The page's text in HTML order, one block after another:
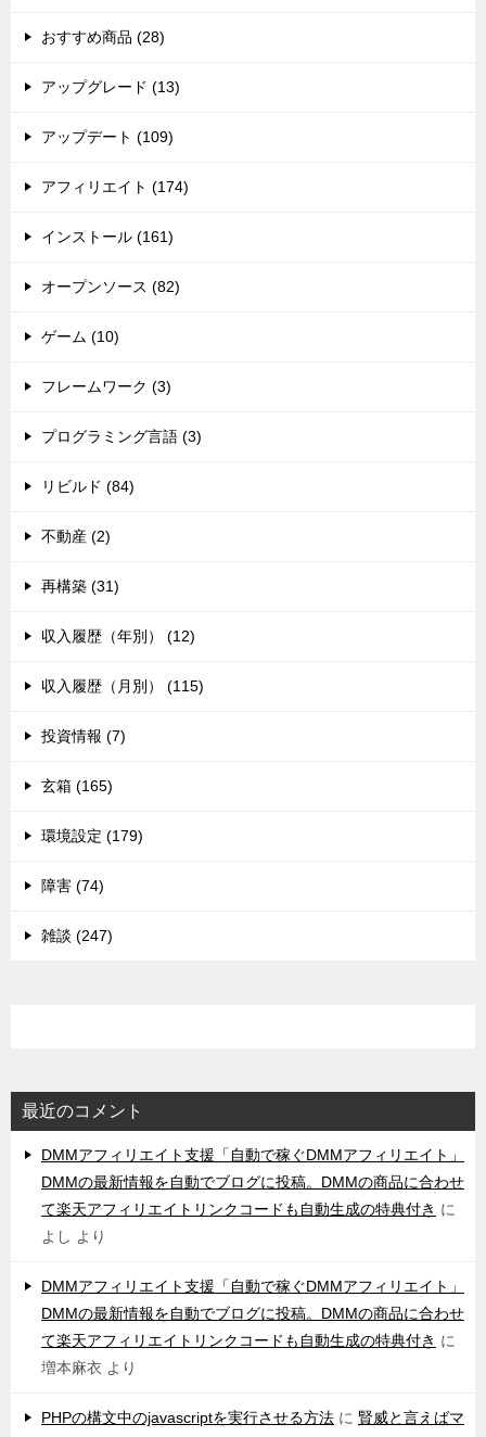
おすすめ商品 (28)
アップグレード (13)
アップデート (109)
アフィリエイト (174)
インストール (161)
オープンソース (82)
ゲーム (10)
フレームワーク (3)
プログラミング言語 (3)
リビルド (84)
不動産 (2)
再構築 (31)
収入履歴（年別） (12)
収入履歴（月別） (115)
投資情報 (7)
玄箱 (165)
環境設定 (179)
障害 (74)
雑談 (247)
最近のコメント
DMMアフィリエイト支援「自動で稼ぐDMMアフィリエイト」
DMMの最新情報を自動でブログに投稿。DMMの商品に合わせ
て楽天アフィリエイトリンクコードも自動生成の特典付き に
よし より
DMMアフィリエイト支援「自動で稼ぐDMMアフィリエイト」
DMMの最新情報を自動でブログに投稿。DMMの商品に合わせ
て楽天アフィリエイトリンクコードも自動生成の特典付き に
増本麻衣 より
PHPの構文中のjavascriptを実行させる方法 に 賢威と言えばマ